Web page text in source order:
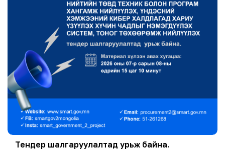
Тендер шалгаруулалтад урьж байна.